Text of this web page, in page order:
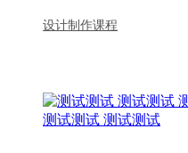
设计制作课程